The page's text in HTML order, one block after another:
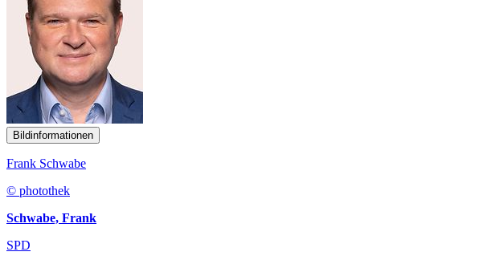
Bildinformationen
Frank Schwabe
© photothek
Schwabe, Frank
SPD